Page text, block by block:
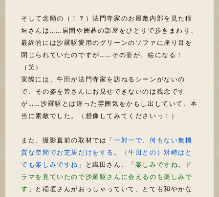
そして念願の（！？）法門寺家のお屋敷内部を見た稲
垣さんは……居間や囲碁の部屋をひとりで歩きまわり、
最終的には沙羅駆愛用のグリーンのソファに座り目を
閉じられていたのですが……その姿が、絵になる！
（笑）
実際には、牛田が法門寺家を訪ねるシーンがないの
で、その姿を皆さんにお見せできないのは残念です
が……沙羅駆とは違った雰囲気をかもし出していて、本
当に素敵でした。（想像してみてくださいっ！）
また、撮影直前の取材では「 一対一で、何もない無機
質な空間でお芝居だけをする。（牛田との）対峙はと
ても楽しみですね 」と織田さん、「 楽しみですね。ド
ラマを見ていたので沙羅駆さんに会えるのも楽しみで
す 」と稲垣さんがおっしゃっていて、とても和やかな